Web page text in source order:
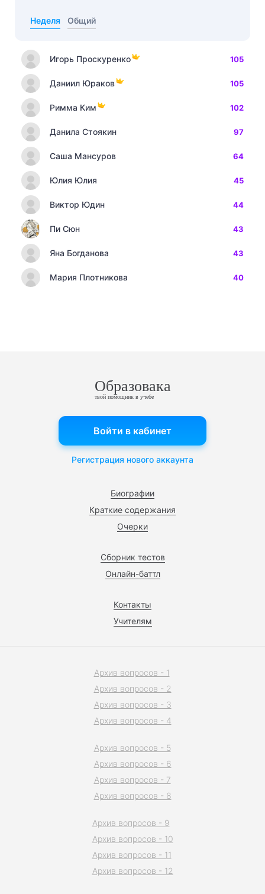
Неделя Общий
Игорь Проскуренко 105
Даниил Юраков 105
Римма Ким 102
Данила Стоякин 97
Саша Мансуров 64
Юлия Юлия 45
Виктор Юдин 44
Пи Сюн 43
Яна Богданова 43
Мария Плотникова 40
Образовака
твой помощник в учебе
Биографии
Краткие содержания
Очерки
Сборник тестов
Онлайн-баттл
Контакты
Учителям
Войти в кабинет
Регистрация нового аккаунта
Архив вопросов - 1
Архив вопросов - 2
Архив вопросов - 3
Архив вопросов - 4
Архив вопросов - 5
Архив вопросов - 6
Архив вопросов - 7
Архив вопросов - 8
Архив вопросов - 9
Архив вопросов - 10
Архив вопросов - 11
Архив вопросов - 12